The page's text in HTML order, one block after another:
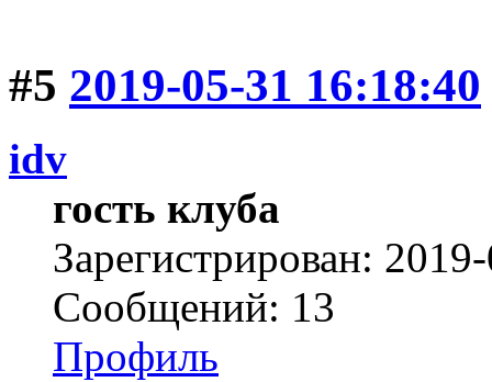
#5 2019-05-31 16:18:40
idv
гость клуба
Зарегистрирован:
Сообщений: 13
Профиль